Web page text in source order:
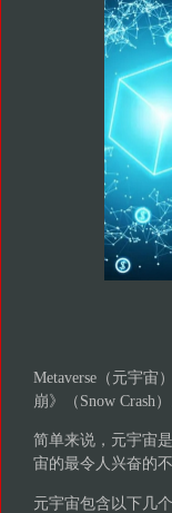
Metaverse（元宇宙
崩》（Snow Crash
简单来说，元宇宙
宙的最令人兴奋的
元宇宙包含以下几